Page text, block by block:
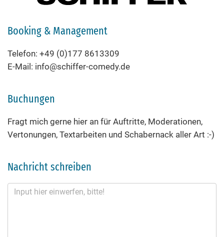
Booking & Management
Telefon: +49 (0)177 8613309
E-Mail: info@schiffer-comedy.de
Buchungen
Fragt mich gerne hier an für Auftritte, Moderationen,
Vertonungen, Textarbeiten und Schabernack aller Art :-)
Nachricht schreiben